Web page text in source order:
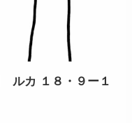
ルカ １８・９ー１